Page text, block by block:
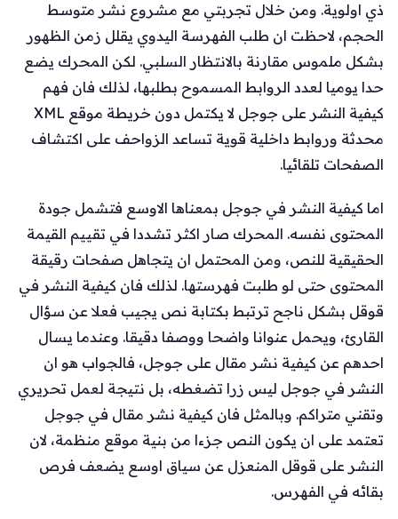
ذي اولوية. ومن خلال تجربتي مع مشروع نشر متوسط
الحجم، لاحظت ان طلب الفهرسة اليدوي يقلل زمن الظهور
بشكل ملموس مقارنة بالانتظار السلبي. لكن المحرك يضع
حدا يوميا لعدد الروابط المسموح بطلبها، لذلك فان فهم
كيفية النشر على جوجل لا يكتمل دون خريطة موقع XML
محدثة وروابط داخلية قوية تساعد الزواحف على اكتشاف
الصفحات تلقائيا.
اما كيفية النشر في جوجل بمعناها الاوسع فتشمل جودة
المحتوى نفسه. المحرك صار اكثر تشددا في تقييم القيمة
الحقيقية للنص، ومن المحتمل ان يتجاهل صفحات رقيقة
المحتوى حتى لو طلبت فهرستها. لذلك فان كيفية النشر في
قوقل بشكل ناجح ترتبط بكتابة نص يجيب فعلا عن سؤال
القارئ، ويحمل عنوانا واضحا ووصفا دقيقا. وعندما يسال
احدهم عن كيفية نشر مقال على جوجل، فالجواب هو ان
النشر في جوجل ليس زرا تضغطه، بل نتيجة لعمل تحريري
وتقني متراكم. وبالمثل فان كيفية نشر مقال في جوجل
تعتمد على ان يكون النص جزءا من بنية موقع منظمة، لان
النشر على قوقل المنعزل عن سياق اوسع يضعف فرص
بقائه في الفهرس.